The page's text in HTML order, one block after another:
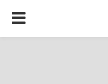
PRIMARY